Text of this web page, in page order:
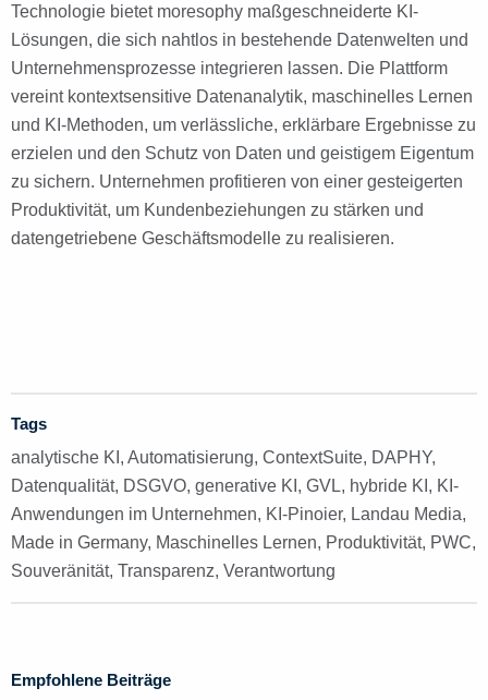
Technologie bietet moresophy maßgeschneiderte KI-
Lösungen, die sich nahtlos in bestehende Datenwelten und
Unternehmensprozesse integrieren lassen. Die Plattform
vereint kontextsensitive Datenanalytik, maschinelles Lernen
und KI-Methoden, um verlässliche, erklärbare Ergebnisse zu
erzielen und den Schutz von Daten und geistigem Eigentum
zu sichern. Unternehmen profitieren von einer gesteigerten
Produktivität, um Kundenbeziehungen zu stärken und
datengetriebene Geschäftsmodelle zu realisieren.
Tags
analytische KI , Automatisierung, ContextSuite, DAPHY,
Datenqualität, DSGVO, generative KI , GVL, hybride KI , KI-
Anwendungen im Unternehmen, KI-Pinoier, Landau Media,
Made in Germany, Maschinelles Lernen, Produktivität, PWC,
Souveränität, Transparenz, Verantwortung
Empfohlene Beiträge